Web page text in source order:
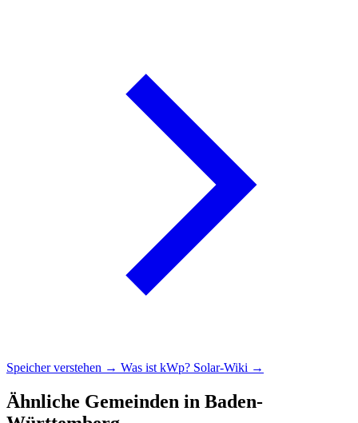
Speicher verstehen → Was ist kWp? Solar-Wiki →
Ähnliche Gemeinden in Baden-